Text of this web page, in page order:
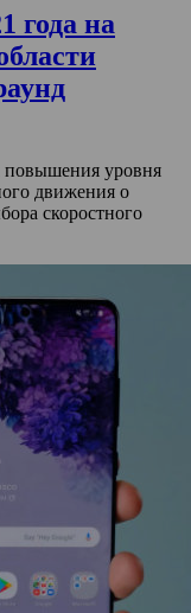
года на
повышения уровня
движения о
скоростного